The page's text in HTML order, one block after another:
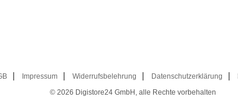
Impressum Widerrufsbelehrung Datenschutzerklärung
© 2026 Digistore24 GmbH, alle Rechte vorbehalten